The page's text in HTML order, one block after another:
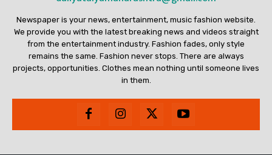
Newspaper is your news, entertainment, music fashion website.
We provide you with the latest breaking news and videos straight
from the entertainment industry. Fashion fades, only style
remains the same. Fashion never stops. There are always
projects, opportunities. Clothes mean nothing until someone lives
in them.